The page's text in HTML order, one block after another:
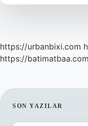
https://urbanbixi.com
https://
SON YAZILAR